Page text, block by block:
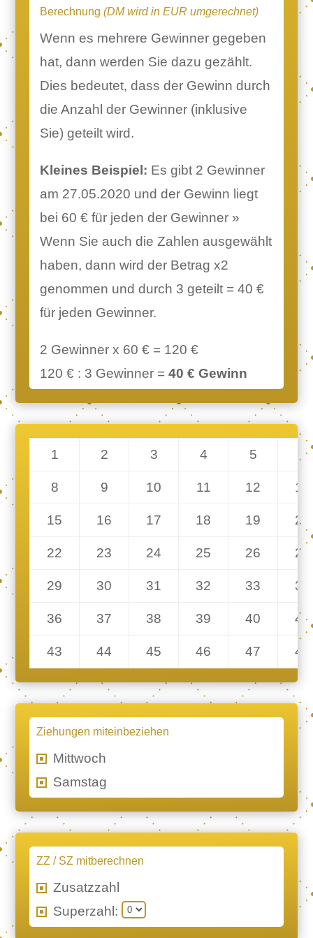
Berechnung(DM wird in EUR umgerechnet)
Wenn es mehrere Gewinner gegeben
hat, dann werden Sie dazu gezählt.
Dies bedeutet, dass der Gewinn durch
die Anzahl der Gewinner (inklusive
Sie) geteilt wird.
Kleines Beispiel: Es gibt 2 Gewinner
am 27.05.2020 und der Gewinn liegt
bei 60 € für jeden der Gewinner »
Wenn Sie auch die Zahlen ausgewählt
haben, dann wird der Betrag x2
genommen und durch 3 geteilt = 40 €
für jeden Gewinner.
2 Gewinner x 60 € = 120 €
120 € : 3 Gewinner =40 € Gewinn
1 2 3 4 5 6
8 9 10 11 12 13
15 16 17 18 19 20
22 23 24 25 26 27
29 30 31 32 33 34
36 37 38 39 40 41
43 44 45 46 47 48
Ziehungen miteinbeziehen
Mittwoch
Samstag
ZZ / SZ mitberechnen
Zusatzzahl
Superzahl: